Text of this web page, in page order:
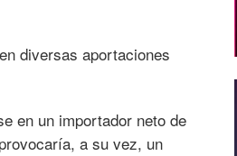
en diversas aportaciones
en un importador neto de
a su vez, un